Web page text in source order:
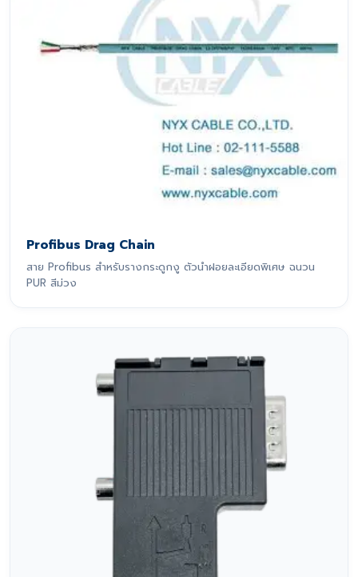
Profibus Drag Chain
สาย Profibus สำหรับรางกระดูกงู ตัวนำฝอยละเอียดพิเศษ ฉนวน
PUR สีม่วง